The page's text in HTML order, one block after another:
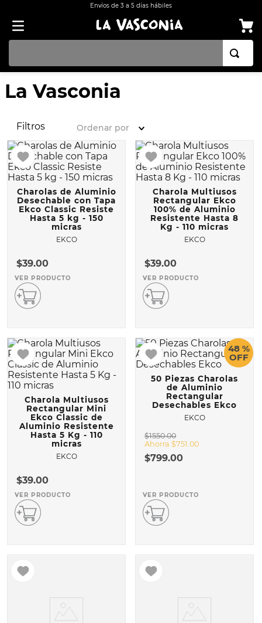
Envíos de 3 a 5 días hábiles
La Vasconia
Filtros Ordenar por
Charolas de Aluminio
Desechable con Tapa
Ekco Classic Resiste
Hasta 5 kg - 150
micras
EKCO
$39.00
VER PRODUCTO
Charola Multiusos
Rectangular Ekco
100% de Aluminio
Resistente Hasta 8
Kg - 110 micras
EKCO
$39.00
VER PRODUCTO
Charola Multiusos
Rectangular Mini
Ekco Classic de
Aluminio Resistente
Hasta 5 Kg - 110
micras
EKCO
$39.00
VER PRODUCTO
48 %
OFF
50 Piezas Charolas
de Aluminio
Rectangular
Desechables Ekco
EKCO
$1550.00
Ahorra $751.00
$799.00
VER PRODUCTO
1. BATERÍA COCINA EKCO ALUMINIO ANTIADHERENTE 32 PIEZAS
. ARROCERA
5. INDUCCIÓN
. SARTEN
VAPORERAS
BATERÍA
. ACERO INOXIDABLE
10. COMAL